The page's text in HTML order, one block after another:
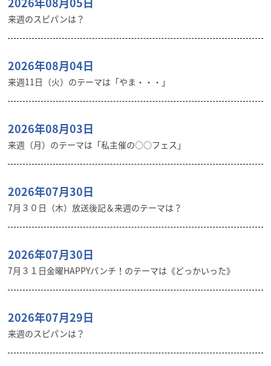
来週のスピパンは？
2026年08月04日
来週11日（火）のテーマは「やま・・・」
2026年08月03日
来週（月）のテーマは「私主催の○○フェス」
2026年07月30日
7月３０日（木）放送後記＆来週のテーマは？
2026年07月30日
7月３１日金曜HAPPYパンチ！のテーマは《どっかいった》
2026年07月29日
来週のスピパンは？